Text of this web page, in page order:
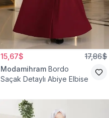
15,67$ 17,86$
Modamihram Bordo
Saçak Detaylı Abiye Elbise